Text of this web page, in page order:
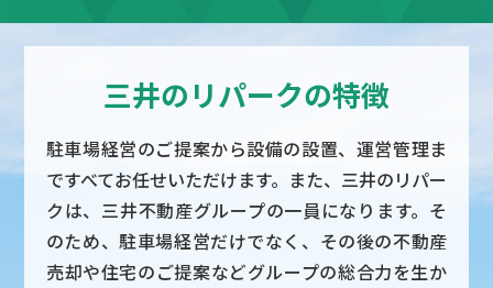
三井のリパークの特徴
駐車場経営のご提案から設備の設置、運営管理ま
ですべてお任せいただけます。また、三井のリパー
クは、三井不動産グループの一員になります。そ
のため、駐車場経営だけでなく、その後の不動産
売却や住宅のご提案などグループの総合力を生か